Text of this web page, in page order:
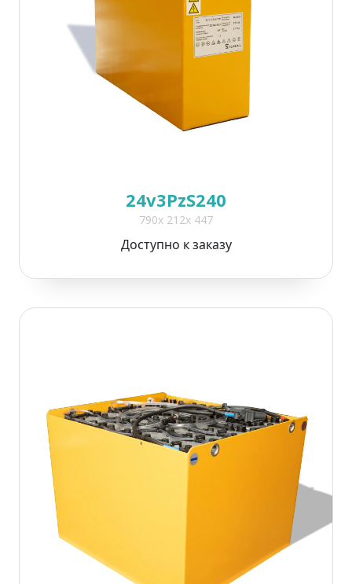
24v3PzS240
790x 212x 447
Доступно к заказу